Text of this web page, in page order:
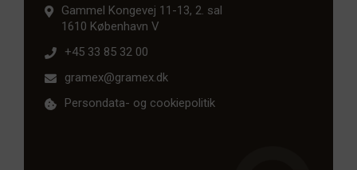
Gammel Kongevej 11-13, 2. sal
1610 København V
+45 33 85 32 00
gramex@gramex.dk
Persondata- og cookiepolitik